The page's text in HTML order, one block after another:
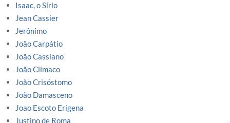
Isaac, o Sírio
Jean Cassier
Jerônimo
João Carpátio
João Cassiano
João Clímaco
João Crisóstomo
João Damasceno
Joao Escoto Erigena
Justino de Roma